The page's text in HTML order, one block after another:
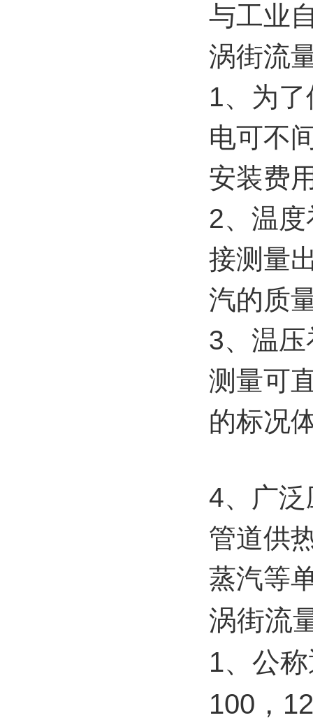
与工业
涡街流
1、为
电可不
安装费
2、温
接测量
汽的质
3、温
测量可
的标况
4、广
管道供
蒸汽等
涡街流
1、公
100，